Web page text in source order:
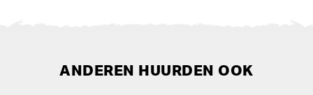
ANDEREN HUURDEN OOK